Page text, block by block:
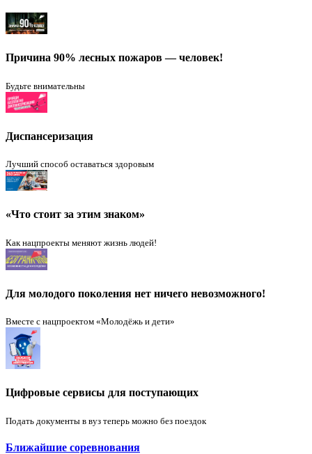
Причина 90% лесных пожаров — человек!
Будьте внимательны
Диспансеризация
Лучший способ оставаться здоровым
«Что стоит за этим знаком»
Как нацпроекты меняют жизнь людей!
Для молодого поколения нет ничего невозможного!
Вместе с нацпроектом «Молодёжь и дети»
Цифровые сервисы для поступающих
Подать документы в вуз теперь можно без поездок
Ближайшие соревнования